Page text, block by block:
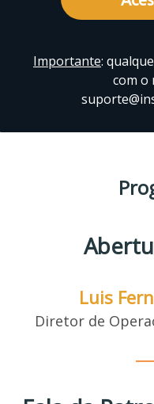
Importante:
com o
Luis
Diretor de